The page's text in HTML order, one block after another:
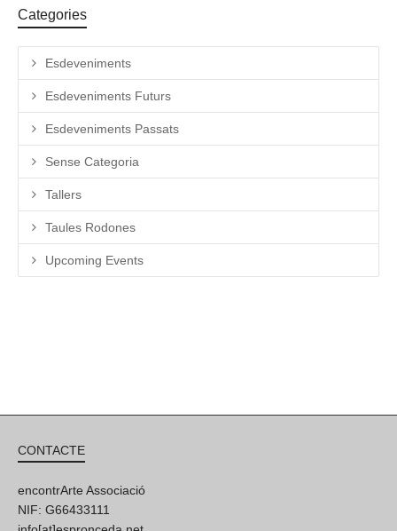
Categories
Esdeveniments
Esdeveniments Futurs
Esdeveniments Passats
Sense Categoria
Tallers
Taules Rodones
Upcoming Events
CONTACTE
encontrArte Associació
NIF: G66433111